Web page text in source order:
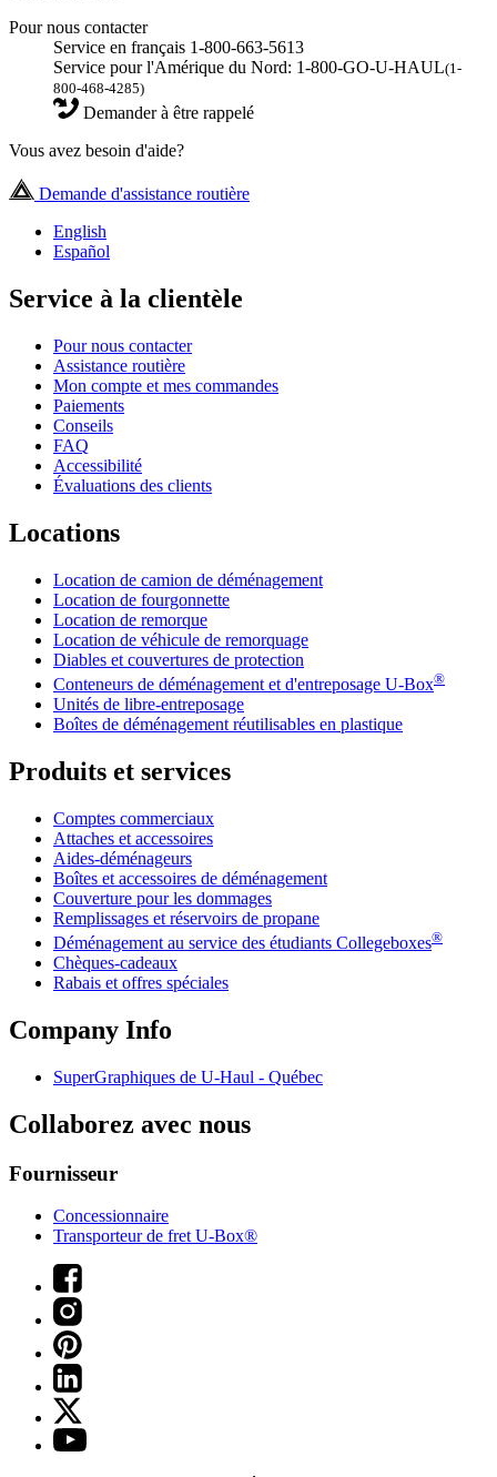
Pour nous contacter
Service en français 1-800-663-5613
Service pour l'Amérique du Nord: 1-800-GO-U-HAUL(1-
800-468-4285)
Demander à être rappelé
Vous avez besoin d'aide?
Demande d'assistance routière
English
Español
Service à la clientèle
Pour nous contacter
Assistance routière
Mon compte et mes commandes
Paiements
Conseils
FAQ
Accessibilité
Évaluations des clients
Locations
Location de camion de déménagement
Location de fourgonnette
Location de remorque
Location de véhicule de remorquage
Diables et couvertures de protection
Conteneurs de déménagement et d'entreposage U-Box®
Unités de libre-entreposage
Boîtes de déménagement réutilisables en plastique
Produits et services
Comptes commerciaux
Attaches et accessoires
Aides-déménageurs
Boîtes et accessoires de déménagement
Couverture pour les dommages
Remplissages et réservoirs de propane
Déménagement au service des étudiants Collegeboxes®
Chèques-cadeaux
Rabais et offres spéciales
Company Info
SuperGraphiques de U-Haul - Québec
Collaborez avec nous
Fournisseur
Concessionnaire
Transporteur de fret U-Box®